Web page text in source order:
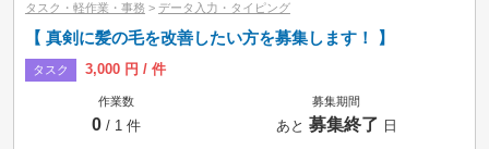
タスク・軽作業・事務 > データ入力・タイピング
【 真剣に髪の毛を改善したい方を募集します！ 】
タスク 3,000 円 / 件
作業数
0 / 1 件
募集期間
あと 募集終了 日